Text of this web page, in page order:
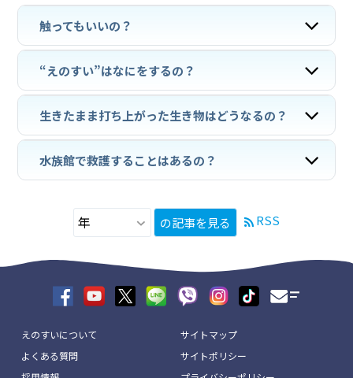
触ってもいいの？
“えのすい”はなにをするの？
生きたまま打ち上がった生き物はどうなるの？
水族館で救護することはあるの？
の記事を見る RSS
えのすいについて
よくある質問
サイトマップ
サイトポリシー